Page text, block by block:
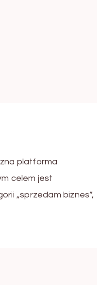
platforma
celem jest
„sprzedam biznes”,